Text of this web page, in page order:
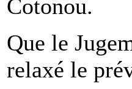
Cotonou.
Que le
relaxé le